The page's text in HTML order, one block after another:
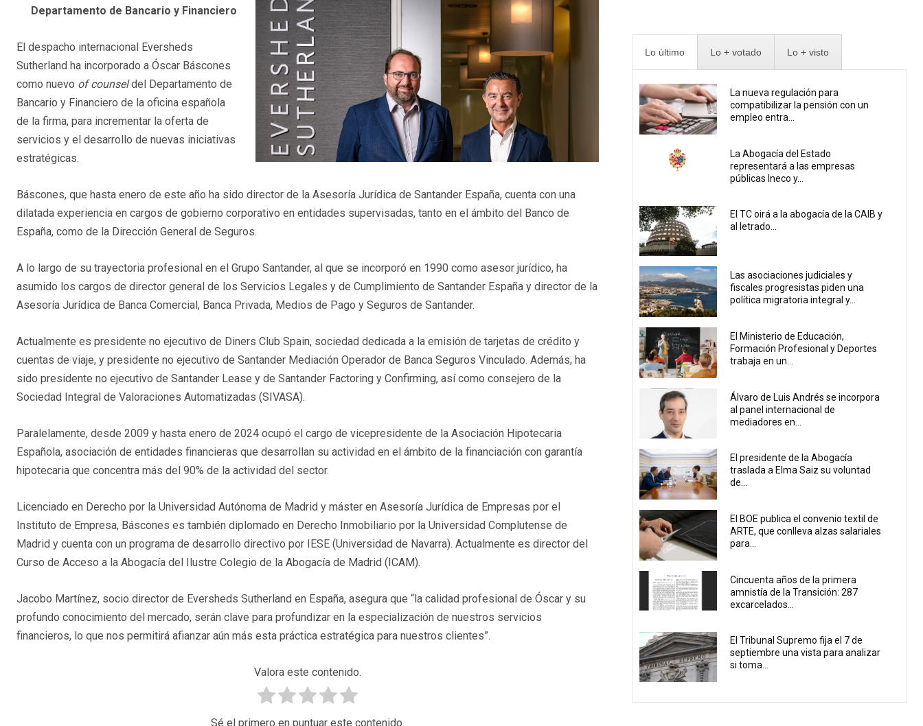
Departamento de Bancario y Financiero
El despacho internacional Eversheds
Sutherland ha incorporado a Óscar Báscones
como nuevo of counseldel Departamento de
Bancario y Financiero de la oficina española
de la firma, para incrementar la oferta de
servicios y el desarrollo de nuevas iniciativas
estratégicas.
Báscones, que hasta enero de este año ha sido director de la Asesoría Jurídica de Santander España, cuenta con una
dilatada experiencia en cargos de gobierno corporativo en entidades supervisadas, tanto en el ámbito del Banco de
España, como de la Dirección General de Seguros.
A lo largo de su trayectoria profesional en el Grupo Santander, al que se incorporó en 1990 como asesor jurídico, ha
asumido los cargos de director general de los Servicios Legales y de Cumplimiento de Santander España y director de la
Asesoría Jurídica de Banca Comercial, Banca Privada, Medios de Pago y Seguros de Santander.
Actualmente es presidente no ejecutivo de Diners Club Spain, sociedad dedicada a la emisión de tarjetas de crédito y
cuentas de viaje, y presidente no ejecutivo de Santander Mediación Operador de Banca Seguros Vinculado. Además, ha
sido presidente no ejecutivo de Santander Lease y de Santander Factoring y Confirming, así como consejero de la
Sociedad Integral de Valoraciones Automatizadas (SIVASA).
Paralelamente, desde 2009 y hasta enero de 2024 ocupó el cargo de vicepresidente de la Asociación Hipotecaria
Española, asociación de entidades financieras que desarrollan su actividad en el ámbito de la financiación con garantía
hipotecaria que concentra más del 90% de la actividad del sector.
Licenciado en Derecho por la Universidad Autónoma de Madrid y máster en Asesoría Jurídica de Empresas por el
Instituto de Empresa, Báscones es también diplomado en Derecho Inmobiliario por la Universidad Complutense de
Madrid y cuenta con un programa de desarrollo directivo por IESE (Universidad de Navarra). Actualmente es director del
Curso de Acceso a la Abogacía del Ilustre Colegio de la Abogacía de Madrid (ICAM).
Jacobo Martínez, socio director de Eversheds Sutherland en España, asegura que “la calidad profesional de Óscar y su
profundo conocimiento del mercado, serán clave para profundizar en la especialización de nuestros servicios
financieros, lo que nos permitirá afianzar aún más esta práctica estratégica para nuestros clientes”.
Valora este contenido.
Sé el primero en puntuar este contenido.
Lo último Lo + votado Lo + visto
La nueva regulación para
compatibilizar la pensión con un
empleo entra...
La Abogacía del Estado
representará a las empresas
públicas Ineco y...
El TC oirá a la abogacía de la CAIB y
al letrado...
Las asociaciones judiciales y
fiscales progresistas piden una
política migratoria integral y...
El Ministerio de Educación,
Formación Profesional y Deportes
trabaja en un...
Álvaro de Luis Andrés se incorpora
al panel internacional de
mediadores en...
El presidente de la Abogacía
traslada a Elma Saiz su voluntad
de...
El BOE publica el convenio textil de
ARTE, que conlleva alzas salariales
para...
Cincuenta años de la primera
amnistía de la Transición: 287
excarcelados...
El Tribunal Supremo fija el 7 de
septiembre una vista para analizar
si toma...